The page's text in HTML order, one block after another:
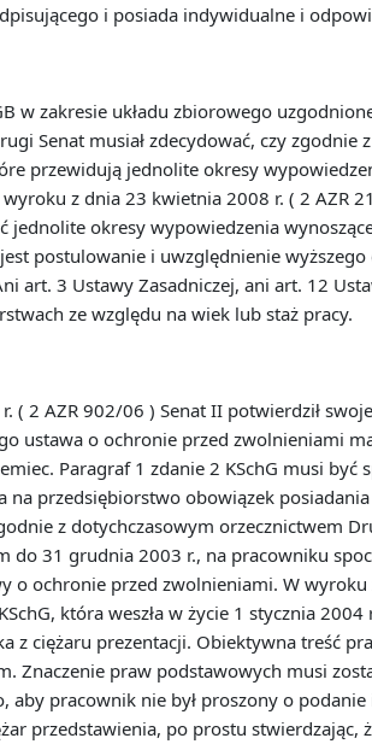
i posiada indywidualne i
w zakresie układu zbiorowego
Senat musiał zdecydować, czy
przewidują jednolite okresy
wyroku z dnia 23 kwietnia 2008 r. ( 2
jednolite okresy wypowiedzenia
postulowanie i uwzględnienie
art. 3 Ustawy Zasadniczej, ani art. 12
ze względu na wiek lub staż pracy.
( 2 AZR 902/06 ) Senat II potwierdził
ustawa o ochronie przed zwolnieniami
Paragraf 1 zdanie 2 KSchG musi
na przedsiębiorstwo obowiązek
z dotychczasowym orzecznictwem
do 31 grudnia 2003 r., na pracowniku
o ochronie przed zwolnieniami. W
która weszła w życie 1 stycznia
z ciężaru prezentacji. Obiektywna treść
Znaczenie praw podstawowych musi
aby pracownik nie był proszony o
przedstawienia, po prostu